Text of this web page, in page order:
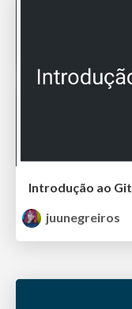
Introdução ao Git
juunegreiros